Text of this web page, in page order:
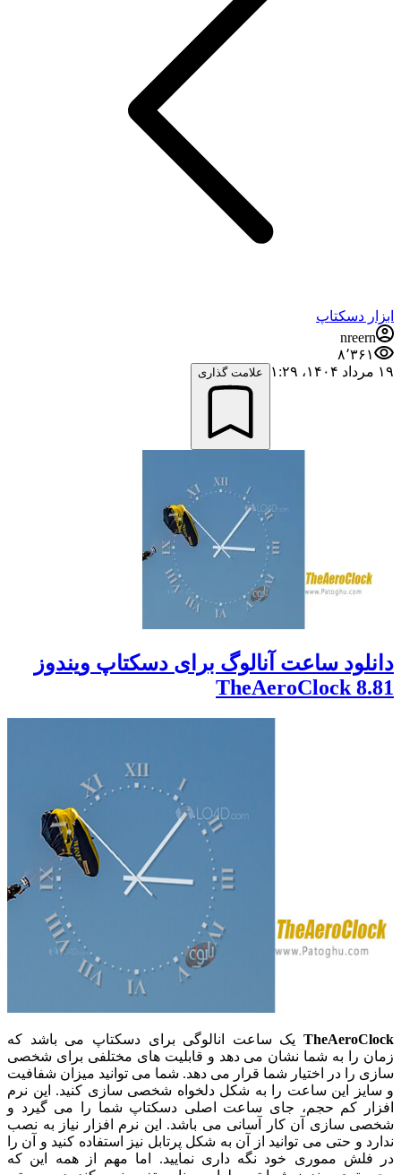
ابزار دسکتاپ
nreern
۸٬۳۶۱
۱۹ مرداد ۱۴۰۴،‏ ۱:۲۹
علامت گذاری
دانلود ساعت آنالوگ برای دسکتاپ ویندوز
TheAeroClock 8.81
TheAeroClock یک ساعت انالوگی برای دسکتاپ می باشد که
زمان را به شما نشان می دهد و قابلیت های مختلفی برای شخصی
سازی را در اختیار شما قرار می دهد. شما می توانید میزان شفافیت
و سایز این ساعت را به شکل دلخواه شخصی سازی کنید. این نرم
افزار کم حجم، جای ساعت اصلی دسکتاپ شما را می گیرد و
شخصی سازی آن کار آسانی می باشد. این نرم افزار نیاز به نصب
ندارد و حتی می توانید از آن به شکل پرتابل نیز استفاده کنید و آن را
در فلش مموری خود نگه داری نمایید. اما مهم از همه این که